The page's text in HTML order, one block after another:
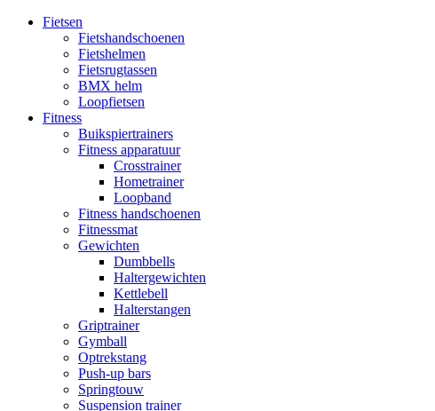
Fietsen
Fietshandschoenen
Fietshelmen
Fietsrugtassen
BMX helm
Loopfietsen
Fitness
Buikspiertrainers
Fitness apparatuur
Crosstrainer
Hometrainer
Loopband
Fitness handschoenen
Fitnessmat
Gewichten
Dumbbells
Haltergewichten
Kettlebell
Halterstangen
Griptrainer
Gymball
Optrekstang
Push-up bars
Springtouw
Suspension trainer